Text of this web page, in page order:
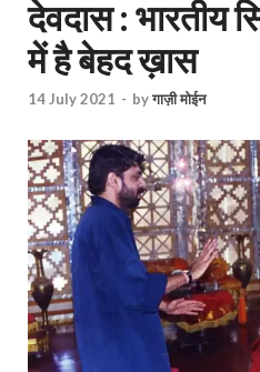
देवदास : भारतीय
में है बेहद ख़ास
14 July 2021 - byगाज़ी मोईन